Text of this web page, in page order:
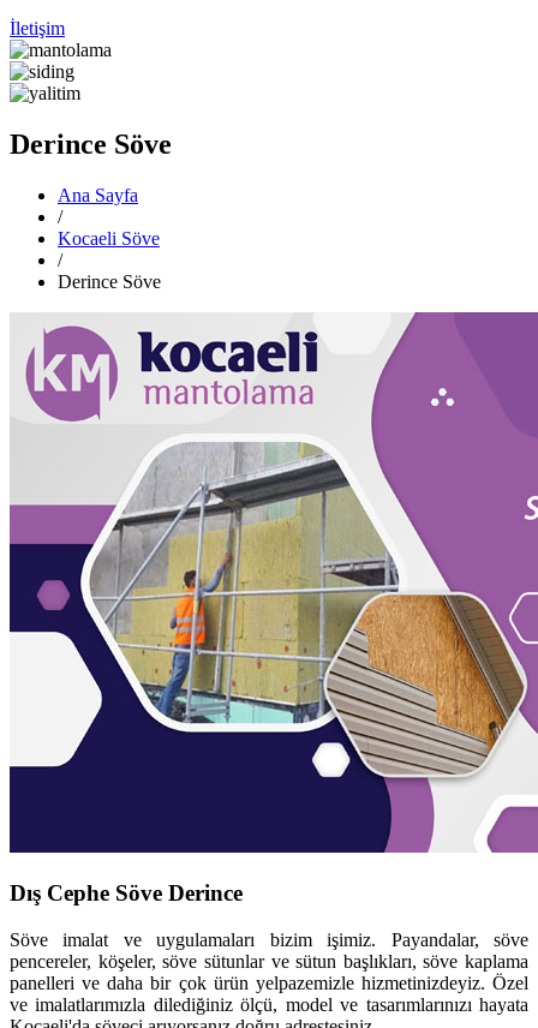
İletişim
Derince Söve
Ana Sayfa
/
Kocaeli Söve
/
Derince Söve
Dış Cephe Söve Derince
Söve imalat ve uygulamaları bizim işimiz. Payandalar, söve
pencereler, köşeler, söve sütunlar ve sütun başlıkları, söve kaplama
panelleri ve daha bir çok ürün yelpazemizle hizmetinizdeyiz. Özel
ve imalatlarımızla dilediğiniz ölçü, model ve tasarımlarınızı hayata